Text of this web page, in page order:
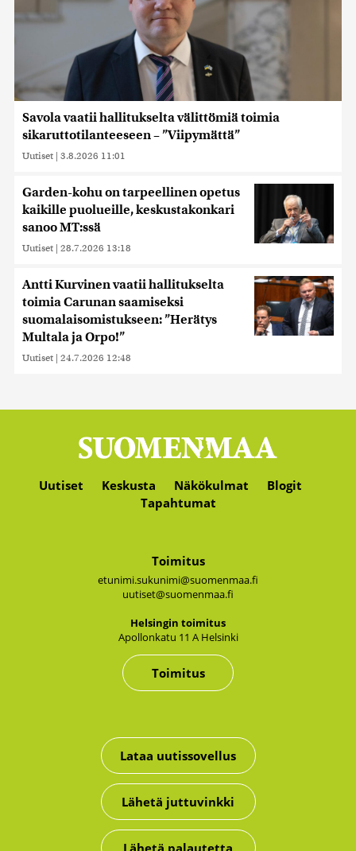
Savola vaatii hallitukselta välittömiä toimia
sikaruttotilanteeseen – ”Viipymättä”
Uutiset | 3.8.2026 11:01
Garden-kohu on tarpeellinen opetus
kaikille puolueille, keskustakonkari
sanoo MT:ssä
Uutiset | 28.7.2026 13:18
Antti Kurvinen vaatii hallitukselta
toimia Carunan saamiseksi
suomalaisomistukseen: ”Herätys
Multala ja Orpo!”
Uutiset | 24.7.2026 12:48
Uutiset Keskusta Näkökulmat
Blogit
Tapahtumat
Toimitus
etunimi.sukunimi@suomenmaa.fi
uutiset@suomenmaa.fi
Hel­sin­gin toi­mi­tus
Apol­lon­ka­tu 11 A Hel­sin­ki
Toimitus
Lataa uutissovellus
Lähetä juttuvinkki